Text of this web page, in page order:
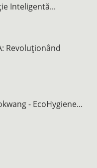
Inteligentă...
Revoluționând
- EcoHygiene...